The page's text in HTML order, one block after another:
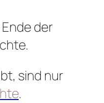
der
sind nur
.